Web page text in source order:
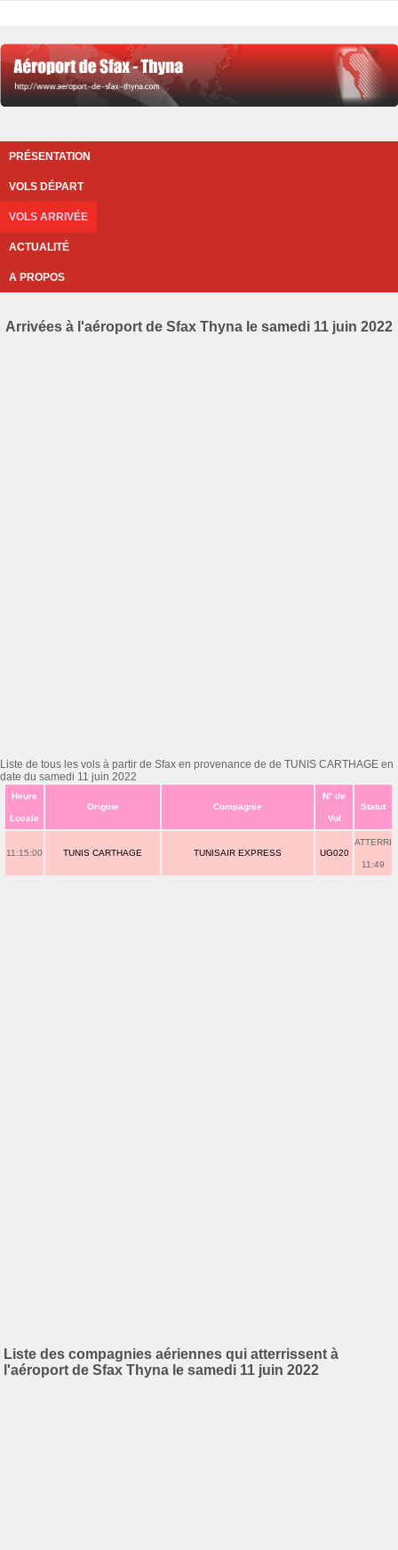
PRÉSENTATION
VOLS DÉPART
VOLS ARRIVÉE
ACTUALITÉ
A PROPOS
Arrivées à l'aéroport de Sfax Thyna le samedi 11 juin 2022
Liste de tous les vols à partir de Sfax en provenance de de TUNIS CARTHAGE en
date du samedi 11 juin 2022
Heure
Locale
Origine Compagnie
N° de
Vol
Statut
11:15:00 TUNIS CARTHAGE TUNISAIR EXPRESS UG020
ATTERRI
11:49
Liste des compagnies aériennes qui atterrissent à
l'aéroport de Sfax Thyna le samedi 11 juin 2022